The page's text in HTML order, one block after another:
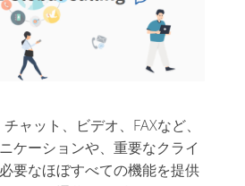
ャット、ビデオ、FAXなど、
ケーションや、重要なクライ
要なほぼすべての機能を提供